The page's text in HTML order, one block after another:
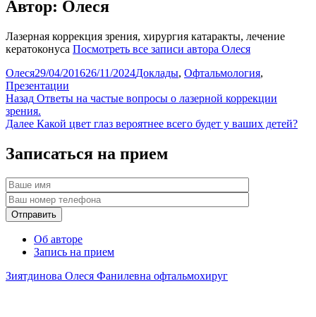
Автор: Олеся
Лазерная коррекция зрения, хирургия катаракты, лечение
кератоконуса Посмотреть все записи автора Олеся
Автор
ОлесяОпубликовано
29/04/201626/11/2024Рубрики
Доклады, Офтальмология,
Презентации
Навигация
по
Назад Предыдущая
запись:
Ответы на частые вопросы о лазерной коррекции
зрения.
Далее Следующая
Какой цвет глаз вероятнее всего будет у ваших детей?
Записаться на прием
Об авторе
Запись на прием
Зиятдинова Олеся Фанилевна офтальмохируг